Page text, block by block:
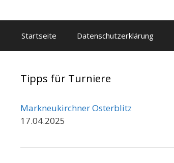
Startseite Datenschutzerklärung
Tipps für Turniere
Markneukirchner Osterblitz
17.04.2025